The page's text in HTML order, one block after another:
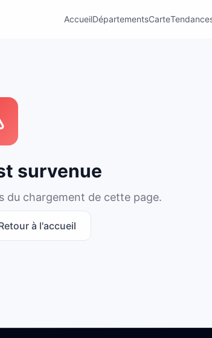
AccueilDépartementsCarte
survenue
du chargement de cette page.
à l'accueil